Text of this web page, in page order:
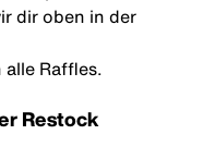
dir oben in der
Raffles.
Restock